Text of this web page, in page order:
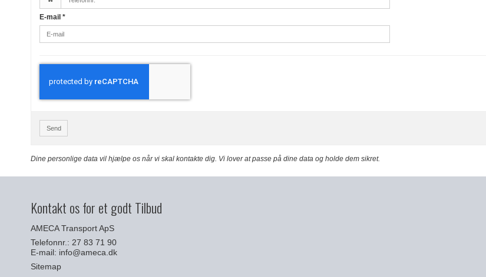
E-mail *
Send
Dine personlige data vil hjælpe os når vi skal kontakte dig. Vi lover at passe på dine data og holde dem sikret.
Kontakt os for et godt Tilbud
AMECA Transport ApS
Telefonnr.: 27 83 71 90
E-mail: info@ameca.dk
Sitemap